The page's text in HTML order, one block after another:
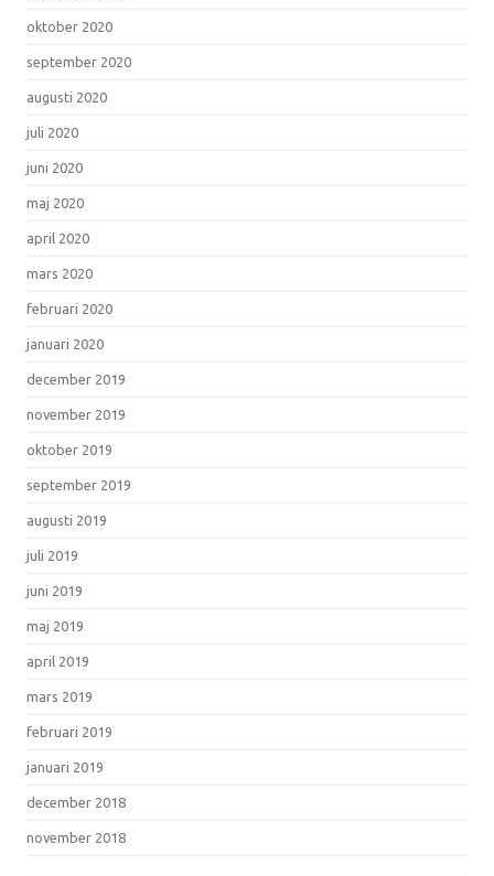
oktober 2020
september 2020
augusti 2020
juli 2020
juni 2020
maj 2020
april 2020
mars 2020
februari 2020
januari 2020
december 2019
november 2019
oktober 2019
september 2019
augusti 2019
juli 2019
juni 2019
maj 2019
april 2019
mars 2019
februari 2019
januari 2019
december 2018
november 2018